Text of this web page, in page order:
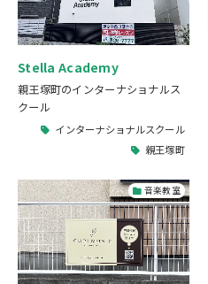
Stella Academy
親王塚町のインターナショナルス
クール
インターナショナルスクール
親王塚町
音楽教室